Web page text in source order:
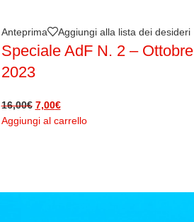
Anteprima Aggiungi alla lista dei desideri
Speciale AdF N. 2 – Ottobre
2023
16,00€ 7,00€
Aggiungi al carrello